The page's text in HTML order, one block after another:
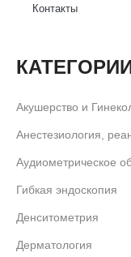
Контакты
Акушерство и
Анестезиология,
Аудиометрическое
Гибкая эндоскопия
Денситометрия
Дерматология